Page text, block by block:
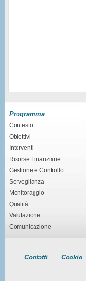
Programma
Contesto
Obiettivi
Interventi
Risorse Finanziarie
Gestione e Controllo
Sorveglianza
Monitoraggio
Qualità
Valutazione
Comunicazione
Contatti Cookie